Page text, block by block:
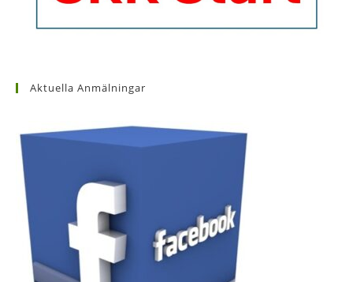
Aktuella Anmälningar